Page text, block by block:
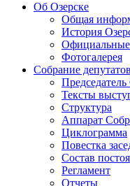
Об Озерске
Общая
История
Фотогалерея
Собрание депутатов
Тексты
Структура
Аппарат
Циклограмма
Повестка
Состав
Регламент
Отчеты